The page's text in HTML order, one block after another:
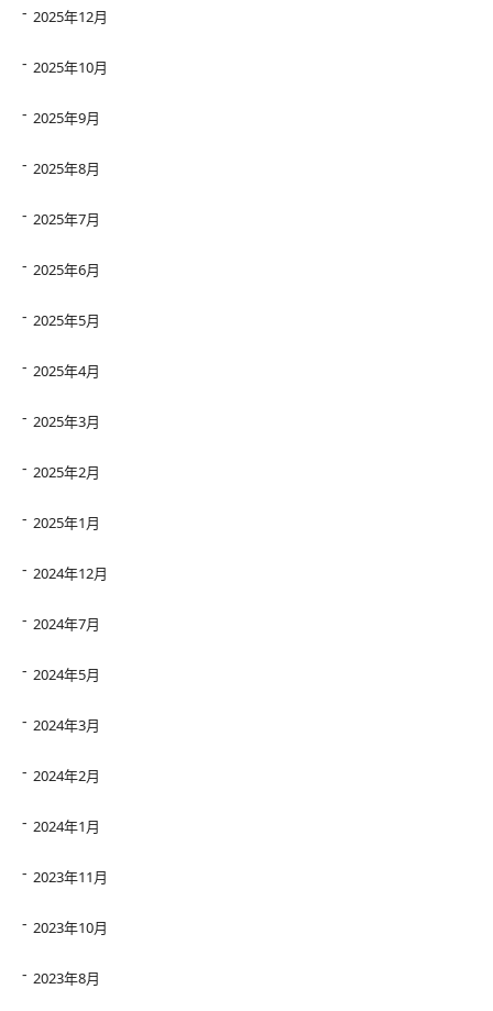
2025年12月
2025年10月
2025年9月
2025年8月
2025年7月
2025年6月
2025年5月
2025年4月
2025年3月
2025年2月
2025年1月
2024年12月
2024年7月
2024年5月
2024年3月
2024年2月
2024年1月
2023年11月
2023年10月
2023年8月